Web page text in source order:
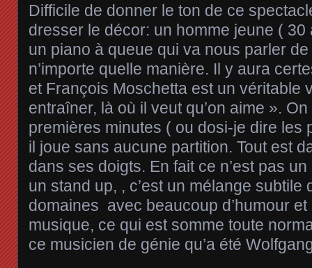
Difficile de donner le ton de ce
dresser le décor: un homme jeune (
un piano à queue qui va nous parler
n’importe quelle manière. Il y aura
et François Moschetta est un véritable
entraîner, là où il veut qu’on aime ».
premières minutes ( ou dosi-je dire les
il joue sans aucune partition. Tout est
dans ses doigts. En fait ce n’est pas
un stand up, , c’est un mélange subtile
domaines avec beaucoup d’humour
musique, ce qui est somme toute
ce musicien de génie qu’a été